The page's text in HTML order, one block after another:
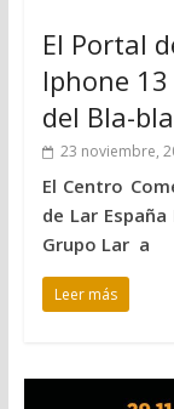
El Portal
Iphone
del Bla-
23 noviembre,
El Centro
de Lar
Grupo Lar a
Leer más